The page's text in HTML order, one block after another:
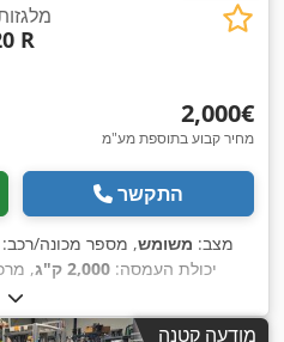
R
‏2,000 ‏€
מחיר קבוע בתוספת מע"מ
התקשר
מצב: משומש, מספר מכונה/רכב:
, יכולת העמסה: 2,000 ק"ג ,
, סוג תורן:
, אורך המזלג:1,200 מ"מ , משקל ,
מודעה קטנה